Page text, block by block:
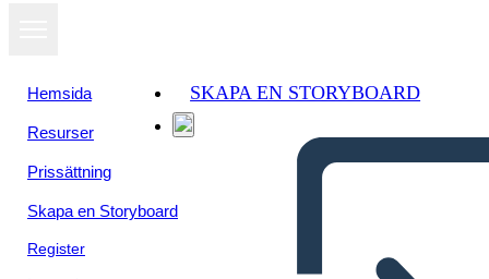
Hemsida
Resurser
Prissättning
Skapa en Storyboard
Register
SKAPA EN STORYBOARD
Visa som
bildspel